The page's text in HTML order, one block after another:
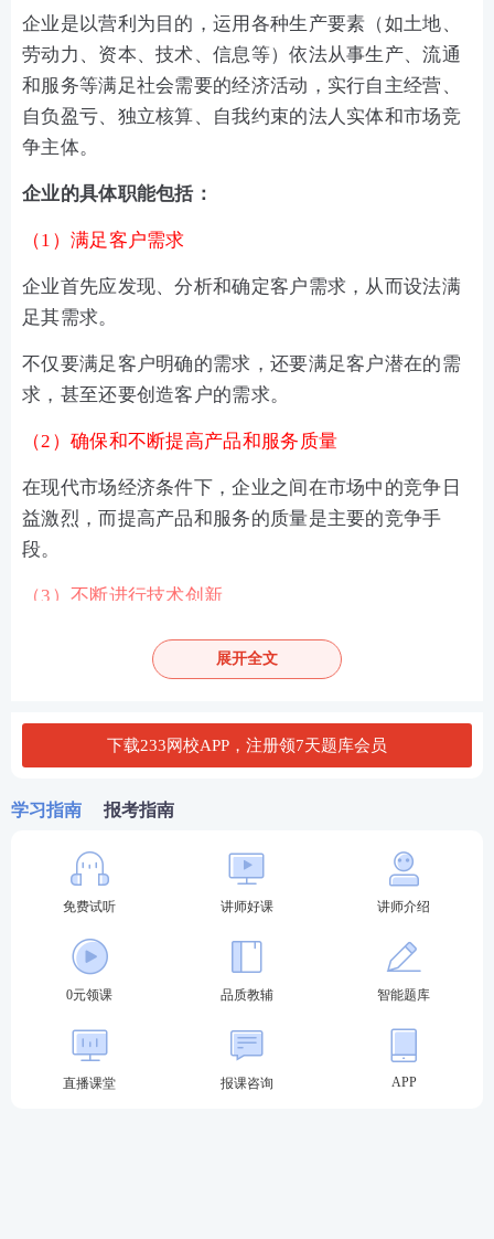
企业是以营利为目的，运用各种生产要素（如土地、
劳动力、资本、技术、信息等）依法从事生产、流通
和服务等满足社会需要的经济活动，实行自主经营、
自负盈亏、独立核算、自我约束的法人实体和市场竞
争主体。
企业的具体职能包括：
（1）满足客户需求
企业首先应发现、分析和确定客户需求，从而设法满
足其需求。
不仅要满足客户明确的需求，还要满足客户潜在的需
求，甚至还要创造客户的需求。
（2）确保和不断提高产品和服务质量
在现代市场经济条件下，企业之间在市场中的竞争日
益激烈，而提高产品和服务的质量是主要的竞争手
段。
（3）不断进行技术创新
只有进行技术创新，企业才能进行技术改造和新产品
开发，持续改进产品和服务质量，推动企业科技进
水平的差距。
优化和合理使用企业资源，提高资源利用的效率，使
企业和利益相关者受益。适应外部环境的变化，企业
才能获得和提高收益。
（5）注重职业健康安全和环境保护工作
企业必须遵守国家有关劳动保护、劳动安全和环境保
护等方面的
，采取有效的劳动卫生和防治污
染的技术与管理措施，改善劳动条件，做到安全生产
展开全文
下载233网校APP，注册领7天题库会员
学习指南 报考指南
免费试听 讲师好课 讲师介绍
0元领课 品质教辅 智能题库
直播课堂 报课咨询 APP